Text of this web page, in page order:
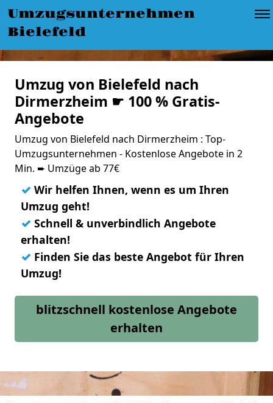
Umzugsunternehmen
Bielefeld
Umzug von Bielefeld nach
Dirmerzheim ☛ 100 % Gratis-
Angebote
Umzug von Bielefeld nach Dirmerzheim : Top-
Umzugsunternehmen - Kostenlose Angebote in 2
Min. ➨ Umzüge ab 77€
✓ Wir helfen Ihnen, wenn es um Ihren
Umzug geht!
✓ Schnell & unverbindlich Angebote
erhalten!
✓ Finden Sie das beste Angebot für Ihren
Umzug!
blitzschnell kostenlose Angebote
erhalten